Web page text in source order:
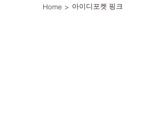
Home > 아이디포켓 핑크